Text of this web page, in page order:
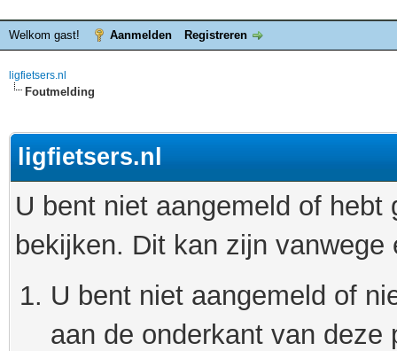
Welkom gast! Aanmelden Registreren
ligfietsers.nl
Foutmelding
ligfietsers.nl
U bent niet aangemeld of
bekijken. Dit kan zijn
U bent niet aangemeld of
aan de onderkant van